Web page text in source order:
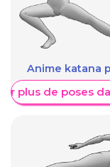
Anime katana
plus de poses